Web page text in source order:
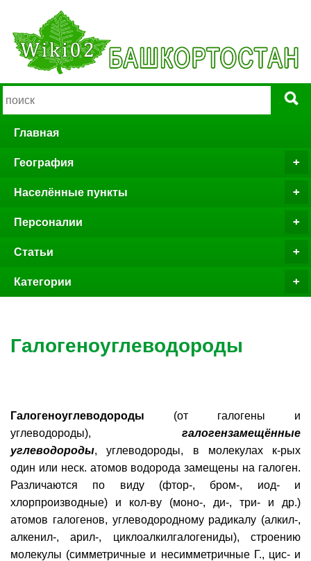
Главная
География
Населённые пункты
Персоналии
Статьи
Категории
Галогеноуглеводороды
Галогеноуглеводороды (от галогены и
углеводороды), галогензамещённые
углеводороды, углеводороды, в молекулах к-рых
один или неск. атомов водорода замещены на галоген.
Различаются по виду (фтор-, бром-, иод- и
хлорпроизводные) и кол-ву (моно-, ди-, три- и др.)
атомов галогенов, углеводородному радикалу (алкил-,
алкенил-, арил-, циклоалкилгалогениды), строению
молекулы (симметричные и несимметричные Г., цис- и